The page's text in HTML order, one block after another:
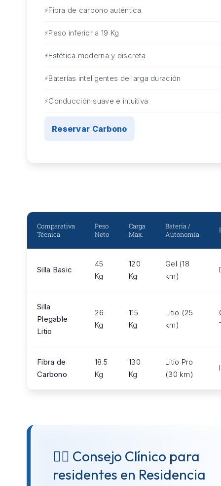
Fibra de carbono auténtica
Peso inferior a 19 Kg
Estética moderna y discreta
Baterías inteligentes de larga duración
Conducción suave e intuitiva
Reservar Carbono
Comparativa
Técnica
Peso
Neto
Carga
Max.
Batería /
Autonomía
Silla Basic
45
Kg
120
Kg
Gel (18
km)
Silla
Plegable
Litio
26
Kg
115
Kg
Litio (25
km)
Fibra de
Carbono
18.5
Kg
130
Kg
Litio Pro
(30 km)
👨‍⚕️ Consejo Clínico para
residentes en Residencia